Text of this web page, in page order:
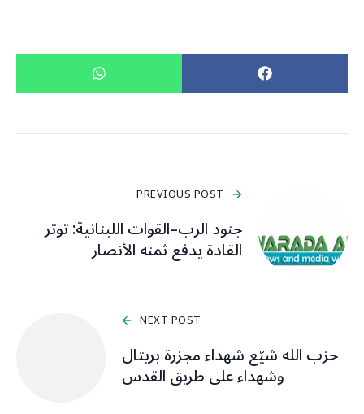
PREVIOUS POST
جنود الرب–القوات اللبنانية: توتر
القادة يدفع ثمنه الأنصار
NEXT POST
حزب الله شيّع شهداء مجزرة بريتال
وشهداء على طريق القدس